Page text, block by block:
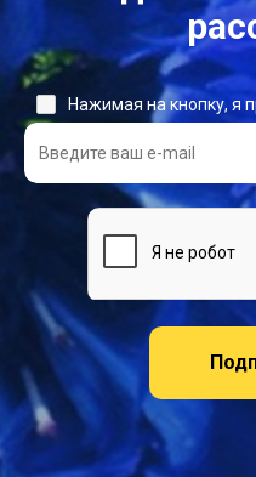
Нажимая на кнопку, я